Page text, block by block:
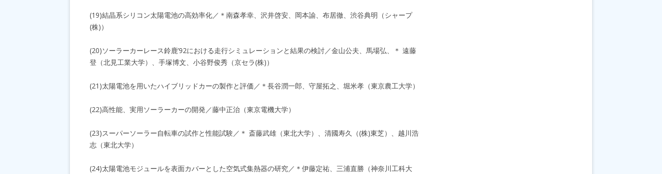
(19)結晶系シリコン太陽電池の高効率化／＊南森孝幸、沢井啓安、岡本諭、布居徹、渋谷典明（シャープ
(株)）
(20)ソーラーカーレース鈴鹿’92における走行シミュレーションと結果の検討／金山公夫、馬場弘、＊ 遠藤
登（北見工業大学）、手塚博文、小谷野俊秀（京セラ(株)）
(21)太陽電池を用いたハイブリッドカーの製作と評価／＊長谷潤一郎、守屋拓之、堀米孝（東京農工大学）
(22)高性能、実用ソーラーカーの開発／藤中正治（東京電機大学）
(23)スーパーソーラー自転車の試作と性能試験／＊ 斎藤武雄（東北大学）、清國寿久（(株)東芝）、越川浩
志（東北大学）
(24)太陽電池モジュールを表面カバーとした空気式集熱器の研究／＊伊藤定祐、三浦直勝（神奈川工科大